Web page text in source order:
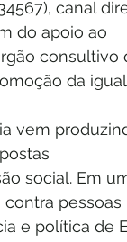
canal
do apoio ao
consultivo
da
vem
social. Em
pessoas
e política de